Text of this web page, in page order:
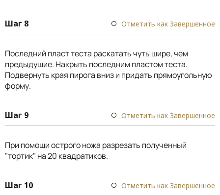
Шаг 8 Отметить как Завершенное
Последний пласт теста раскатать чуть шире, чем
предыдущие. Накрыть последним пластом теста.
Подвернуть края пирога вниз и придать прямоугольную
форму.
Шаг 9 Отметить как Завершенное
При помощи острого ножа разрезать полученный
"тортик" на 20 квадратиков.
Шаг 10 Отметить как Завершенное